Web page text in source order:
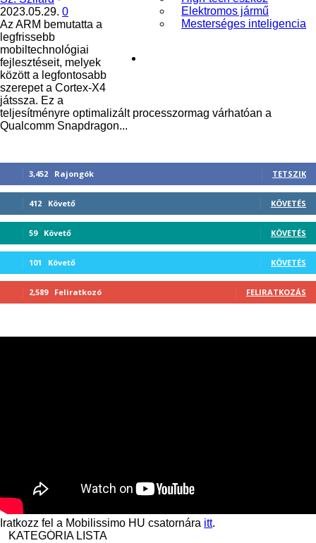
Elektromos jármű
Mesterséges inteligencia
2023.05.29. 0
Az ARM bemutatta a
legfrissebb
mobiltechnológiai
fejlesztéseit, melyek
között a legfontosabb
szerepet a Cortex-X4
játssza. Ez a
teljesítményre optimalizált processzormag várhatóan a
Qualcomm Snapdragon...
3,452 Rajongók TETSZIK
412 Követő KÖVETÉS
59 Követő KÖVETÉS
101 Követő KÖVETÉS
2,589 Feliratkozó FELIRATKOZÁS
Iratkozz fel a Mobilissimo HU csatornára itt.
KATEGÓRIA LISTA